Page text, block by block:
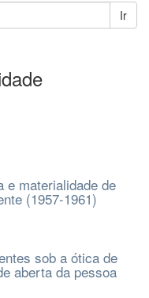
Ir
e materialidade de
(1957-1961)
sob a ótica de
aberta da pessoa